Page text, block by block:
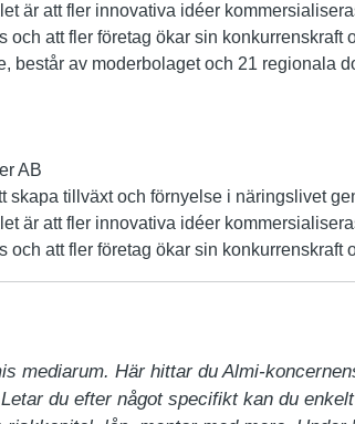
är att fler innovativa idéer
och att fler företag ökar sin
består av moderbolaget och 21 regionala
AB
skapa tillväxt och förnyelse i näringslivet
är att fler innovativa idéer
och att fler företag ökar sin konkurrenskraft
mediarum. Här hittar du Almi-
du efter något specifikt kan du